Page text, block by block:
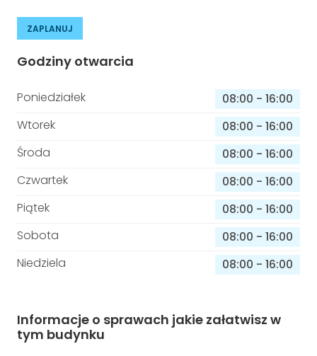
ZAPLANUJ
Godziny otwarcia
Poniedziałek 08:00 - 16:00
Wtorek
08:00 - 16:00
Środa
08:00 - 16:00
Czwartek
08:00 - 16:00
Piątek
08:00 - 16:00
Sobota
08:00 - 16:00
Niedziela
08:00 - 16:00
Informacje o sprawach jakie załatwisz w
tym budynku